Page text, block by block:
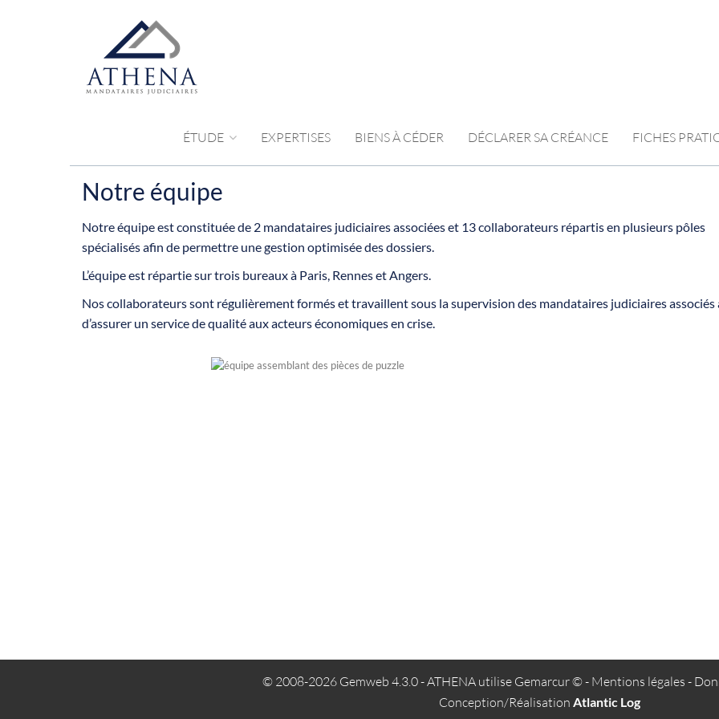
ÉTUDE EXPERTISES BIENS À CÉDER DÉCLARER SA CRÉANCE FICHES
Notre équipe
Notre équipe est constituée de 2 mandataires judiciaires associées et 13 collaborateurs répartis en plusieurs pôles
spécialisés afin de permettre une gestion optimisée des dossiers.
L’équipe est répartie sur trois bureaux à Paris, Rennes et Angers.
Nos collaborateurs sont régulièrement formés et travaillent sous la supervision des mandataires judiciaires associés
d’assurer un service de qualité aux acteurs économiques en crise.
© 2008-2026 Gemweb 4.3.0- ATHENA utilise Gemarcur ©- Mentions légales -
Conception/Réalisation Atlantic Log